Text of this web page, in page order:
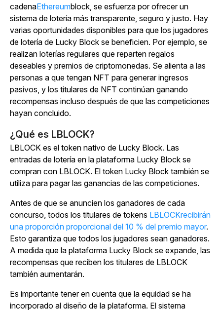
cadenaEthereumblock, se esfuerza por ofrecer un
sistema de lotería más transparente, seguro y justo. Hay
varias oportunidades disponibles para que los jugadores
de lotería de Lucky Block se beneficien. Por ejemplo, se
realizan loterías regulares que reparten regalos
deseables y premios de criptomonedas. Se alienta a las
personas a que tengan NFT para generar ingresos
pasivos, y los titulares de NFT continúan ganando
recompensas incluso después de que las competiciones
hayan concluido.
¿Qué es LBLOCK?
LBLOCK es el token nativo de Lucky Block. Las
entradas de lotería en la plataforma Lucky Block se
compran con LBLOCK. El token Lucky Block también se
utiliza para pagar las ganancias de las competiciones.
Antes de que se anuncien los ganadores de cada
concurso, todos los titulares de tokens LBLOCKrecibirán
una proporción proporcional del 10 % del premio mayor.
Esto garantiza que todos los jugadores sean ganadores.
A medida que la plataforma Lucky Block se expande, las
recompensas que reciben los titulares de LBLOCK
también aumentarán.
Es importante tener en cuenta que la equidad se ha
incorporado al diseño de la plataforma. El sistema